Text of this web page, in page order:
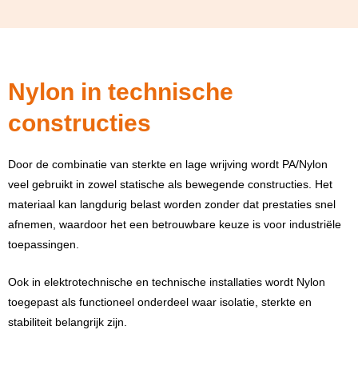
Nylon in technische
constructies
Door de combinatie van sterkte en lage wrijving wordt PA/Nylon
veel gebruikt in zowel statische als bewegende constructies. Het
materiaal kan langdurig belast worden zonder dat prestaties snel
afnemen, waardoor het een betrouwbare keuze is voor industriële
toepassingen.
Ook in elektrotechnische en technische installaties wordt Nylon
toegepast als functioneel onderdeel waar isolatie, sterkte en
stabiliteit belangrijk zijn.